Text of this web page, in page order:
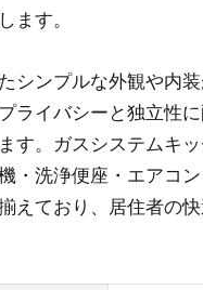
ます。
シンプルな外観や内
ライバシーと独立性
す。ガスシステムキ
・洗浄便座・エアコ
えており、居住者の